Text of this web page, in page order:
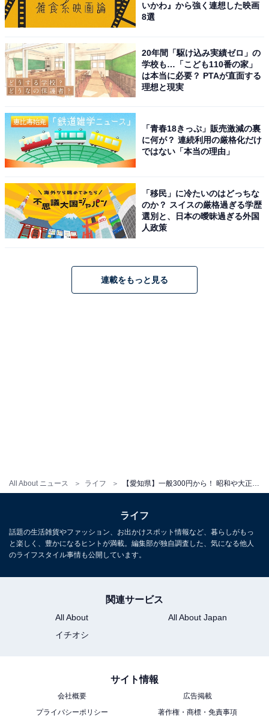
All About ニュース ライフ
トヨタ産業技術記念館の展示
名古屋市西区に位置する「トヨタ産業技術記念館」は、
トヨタグループ発祥の地・旧豊田紡織名古屋工場の大正
時代の赤レンガ建造物を産業遺産として保存・活用した
博物館です。「繊維機械館」では、日本の近代化を支え
た紡績・織機の実物を動態展示（実際に機械を動かしな
がら解説）で体感できます。「自動車館」では、トヨタ
料電池車の最先端技術まで、日本の自動車技術の変遷を
ダイナミックに展示しています。
※月曜休館（祝日の場合は翌日）、年末年始
所在地：愛知県名古屋市西区則武新町4-1-35
分
電話番号：052-551-6115
学校行事（中高生・小学生）：無料（引率の先生も無
年間パス：大人2400円・65歳以上1400円・大学生1200
いかわ』から強く連想した映画
8選
20年間「駆け込み実績ゼロ」の
学校も…「こども110番の家」
は本当に必要？ PTAが直面する
理想と現実
「青春18きっぷ」販売激減の裏
に何が？ 連続利用の厳格化だけ
ではない「本当の理由」
「移民」に冷たいのはどっちな
のか？ スイスの厳格過ぎる学歴
選別と、日本の曖昧過ぎる外国
人政策
連載をもっと見る
ライフ
話題の生活雑貨やファッション、お出かけスポット情報など、暮らしがもっ
と楽しく、豊かになるヒントが満載。編集部が独自調査した、気になる他人
のライフスタイル事情も公開しています。
関連サービス
All About
All About Japan
イチオシ
サイト情報
会社概要
広告掲載
プライバシーポリシー
著作権・商標・免責事項